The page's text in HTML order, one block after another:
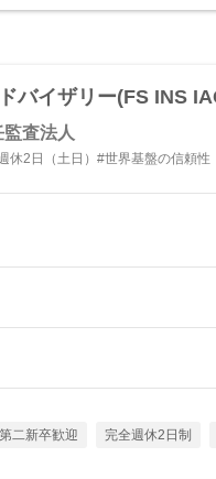
ドバイザリー(FS INS
査法人
休2日（土日）#世界基盤の信頼性
第二新卒歓迎 完全週休2日制